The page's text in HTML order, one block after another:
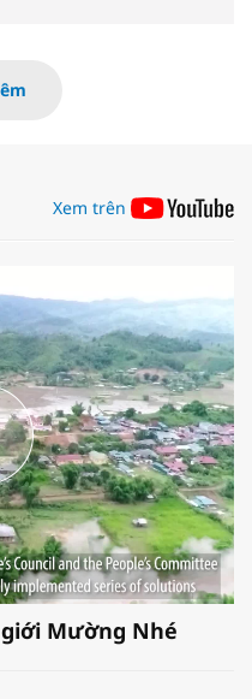
Xem trên
Mường Nhé